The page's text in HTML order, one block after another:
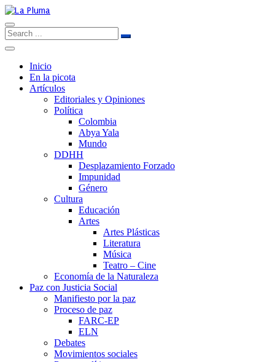
Inicio
En la picota
Artículos
Editoriales y Opiniones
Política
Colombia
Abya Yala
Mundo
DDHH
Desplazamiento Forzado
Impunidad
Género
Cultura
Educación
Artes
Artes Plásticas
Literatura
Música
Teatro – Cine
Economía de la Naturaleza
Paz con Justicia Social
Manifiesto por la paz
Proceso de paz
FARC-EP
ELN
Debates
Movimientos sociales